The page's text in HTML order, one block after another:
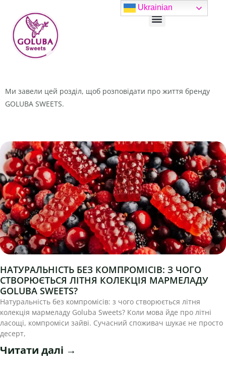
вмісту
Menu
Ми завели цей розділ, щоб розповідати про життя бренду
GOLUBA SWEETS.
НАТУРАЛЬНІСТЬ БЕЗ КОМПРОМІСІВ: З ЧОГО
СТВОРЮЄТЬСЯ ЛІТНЯ КОЛЕКЦІЯ МАРМЕЛАДУ
GOLUBA SWEETS?
Натуральність без компромісів: з чого створюється літня
колекція мармеладу Goluba Sweets? Коли мова йде про літні
ласощі, компроміси зайві. Сучасний споживач шукає не просто
десерт,
Читати далі →
P
a
g
e
P
a
g
e
P
a
g
e
P
a
g
e
P
a
g
e
Ukrainian